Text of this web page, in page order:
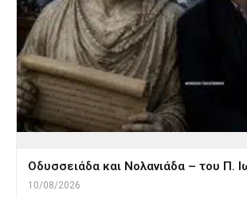
Οδυσσειάδα και Νολανιάδα – του Π.
10/08/2026